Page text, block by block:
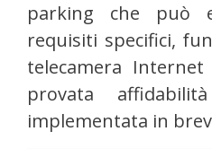
parking che può
requisiti specifici,
telecamera
provata
implementata in